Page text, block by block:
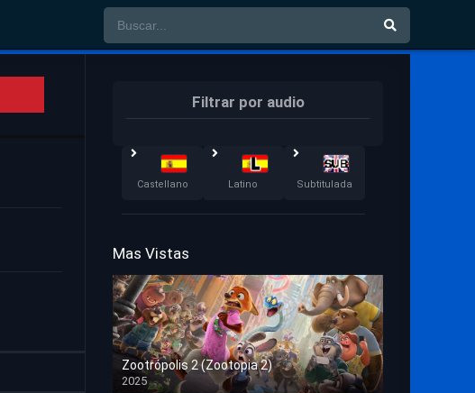
Filtrar por audio
Castellano Latino Subtitulada
Mas Vistas
Zootrópolis 2 (Zootopia 2)
2025
HD 1080p